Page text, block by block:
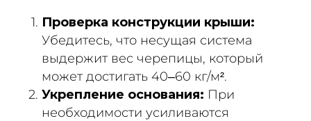
Проверка конструкции крыши:
Убедитесь, что несущая система
выдержит вес черепицы, который
может достигать 40–60 кг/м².
Укрепление основания: При
необходимости усиливаются